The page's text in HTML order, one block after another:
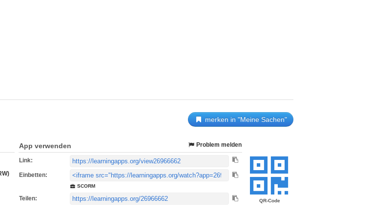
merken in "Meine Sachen"
QR-Code
App verwenden Problem melden
Link:
Einbetten:
SCORM
Teilen: